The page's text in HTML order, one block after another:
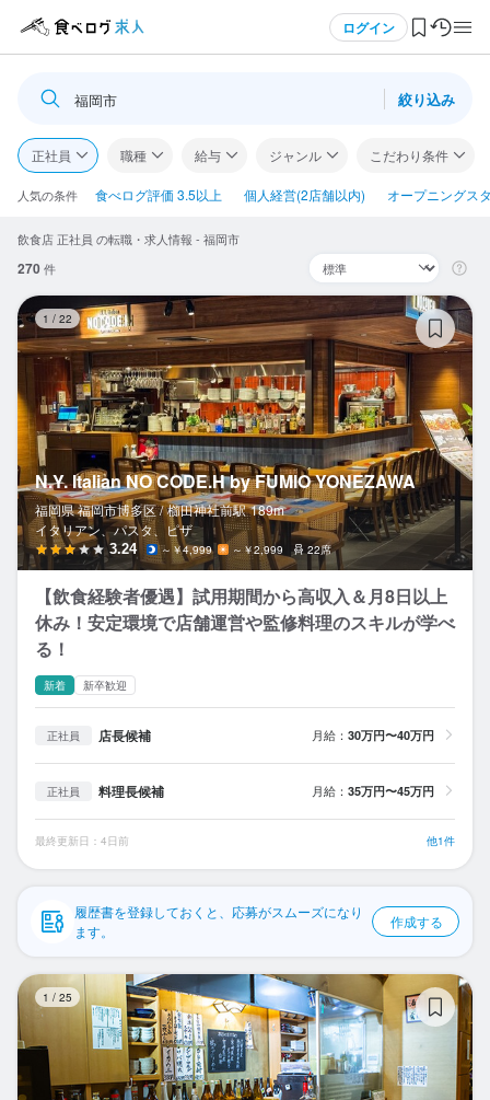
ログイン
食べログ求人TOP
求人検索
閲覧履歴
気になる求人
検索履歴・保存した条件
応募履歴
WEB履歴書
スカウト・メルマガ受信設定
ヘルプ・お問い合わせフォーム
掲載をご検討の店舗様へ
食べログ求人PRESS
利用規約
福岡市 絞り込み
正社員 職種 給与 ジャンル こだわり条件
人気の条件 食べログ評価 3.5以上 個人経営(2店舗以内) オープニングス
飲食店 正社員 の転職・求人情報 - 福岡市
270件
1 / 22
N.Y. Italian NO CODE.H by FUMIO YONEZAWA
福岡県 福岡市博多区 / 櫛田神社前駅 189m
イタリアン、パスタ、ピザ
3.24 ～￥4,999 ～￥2,999 22席
【飲食経験者優遇】試用期間から高収入＆月8日以上
休み！安定環境で店舗運営や監修料理のスキルが学べ
る！
新着 新卒歓迎
正社員 店長候補 月給： 30万円〜40万円
正社員 料理長候補 月給： 35万円〜45万円
最終更新日：4日前 他1件
履歴書を登録しておくと、応募がスムーズになり
ます。
作成する
1 / 25